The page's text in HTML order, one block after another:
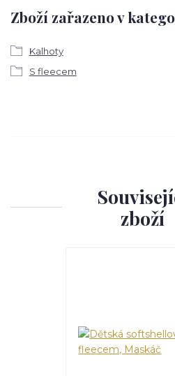
Zboží zařazeno v
Kalhoty
S fleecem
zboží